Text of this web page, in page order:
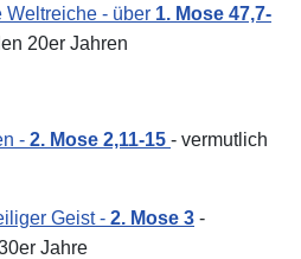
Weltreiche - über 1. Mose 47,7-
20er Jahren
- 2. Mose 2,11-15 - vermutlich
Geist - 2. Mose 3 -
Jahre